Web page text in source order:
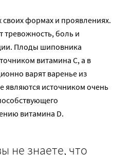
своих формах и проявлениях.
тревожность, боль и
Плоды шиповника
витамина С, а в
варят варенье из
являются источником очень
витамина D.
не знаете, что